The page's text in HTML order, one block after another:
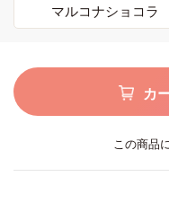
マルコナショコラ
カ
この商品